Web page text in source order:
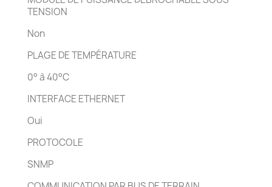
TENSION
Non
PLAGE DE TEMPÉRATURE
0° à 40°C
INTERFACE ETHERNET
Oui
PROTOCOLE
SNMP